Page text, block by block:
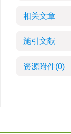
相关文章
施引文献
资源附件(0)